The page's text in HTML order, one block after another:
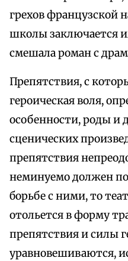
грехов французской
школы заключается
смешала роман с
Препятствия, с
героическая воля,
особенности, роды и
сценических
препятствия
неминуемо должен
борьбе с ними, то
отольется в форму
препятствия и силы
уравновешиваются,